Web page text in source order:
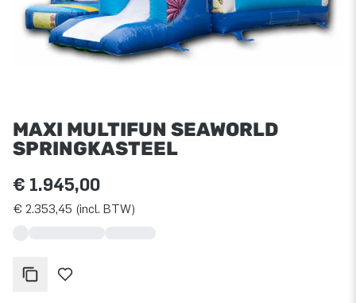
MAXI MULTIFUN SEAWORLD
SPRINGKASTEEL
€ 1.945,00
€ 2.353,45 (incl. BTW)